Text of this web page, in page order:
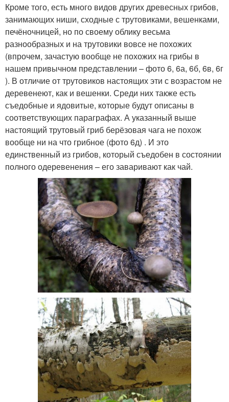
Кроме того, есть много видов других древесных грибов,
занимающих ниши, сходные с трутовиками, вешенками,
печёночницей, но по своему облику весьма
разнообразных и на трутовики вовсе не похожих
(впрочем, зачастую вообще не похожих на грибы в
нашем привычном представлении – фото 6, 6а, 6б, 6в, 6г
). В отличие от трутовиков настоящих эти с возрастом не
деревенеют, как и вешенки. Среди них также есть
съедобные и ядовитые, которые будут описаны в
соответствующих параграфах. А указанный выше
настоящий трутовый гриб берёзовая чага не похож
вообще ни на что грибное (фото 6д) . И это
единственный из грибов, который съедобен в состоянии
полного одеревенения – его заваривают как чай.